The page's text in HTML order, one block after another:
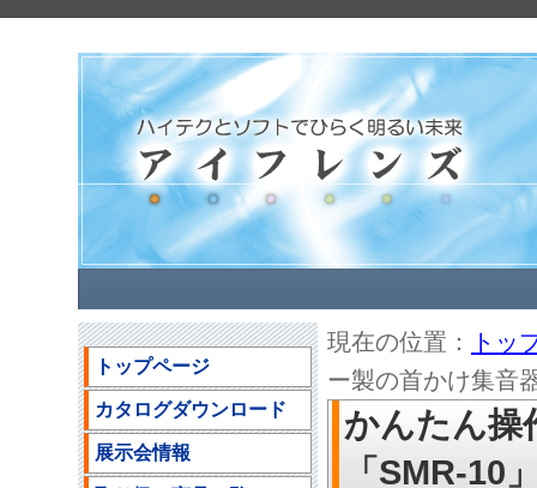
現在の位置：
トッ
ー製の首かけ集音
かんたん操
「SMR-10
トップページ
カタログダウンロード
展示会情報